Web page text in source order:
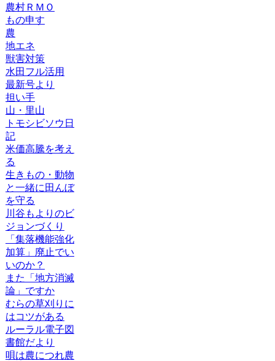
農村ＲＭＯ
もの申す
農
地エネ
獣害対策
水田フル活用
最新号より
担い手
山・里山
トモシビソウ日
記
米価高騰を考え
る
生きもの・動物
と一緒に田んぼ
を守る
川谷もよりのビ
ジョンづくり
「集落機能強化
加算」廃止でい
いのか？
また「地方消滅
論」ですか
むらの草刈りに
はコツがある
ルーラル電子図
書館だより
唄は農につれ農